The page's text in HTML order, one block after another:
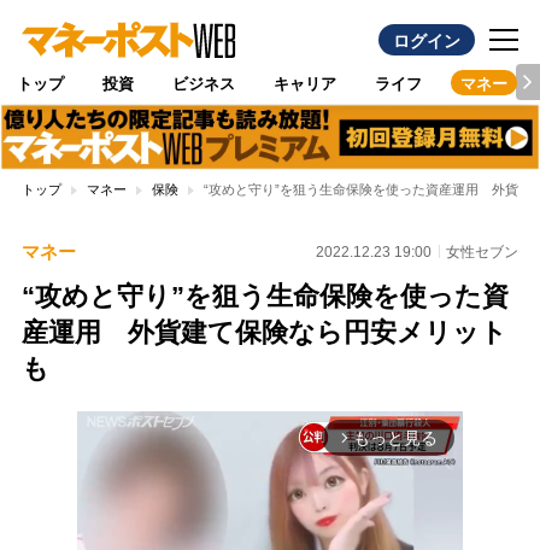
ログイン
トップ 投資 ビジネス キャリア ライフ マネー
トップ マネー 保険 “攻めと守り”を狙う生命保険を使った資産運用 外貨建
マネー 2022.12.23 19:00 女性セブン
“攻めと守り”を狙う生命保険を使った資
産運用 外貨建て保険なら円安メリット
も
arrow_forward_ios もっと見る